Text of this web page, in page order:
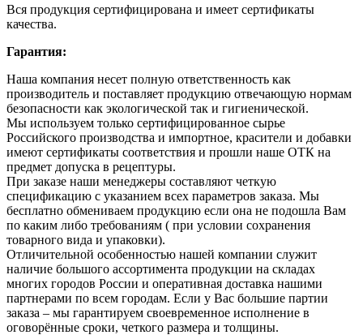
Вся продукция сертифицирована и имеет сертификаты
качества.
Гарантия:
Наша компания несет полную ответственность как
производитель и поставляет продукцию отвечающую нормам
безопасности как экологической так и гигиенической.
Мы используем только сертифицированное сырье
Российского производства и импортное, красители и добавки
имеют сертификаты соответствия и прошли наше ОТК на
предмет допуска в рецептуры.
При заказе наши менеджеры составляют четкую
спецификацию с указанием всех параметров заказа. Мы
бесплатно обмениваем продукцию если она не подошла Вам
по каким либо требованиям ( при условии сохранения
товарного вида и упаковки).
Отличительной особенностью нашей компании служит
наличие большого ассортимента продукции на складах
многих городов России и оперативная доставка нашими
партнерами по всем городам. Если у Вас большие партии
заказа – мы гарантируем своевременное исполнение в
оговорённые сроки, четкого размера и толщины.